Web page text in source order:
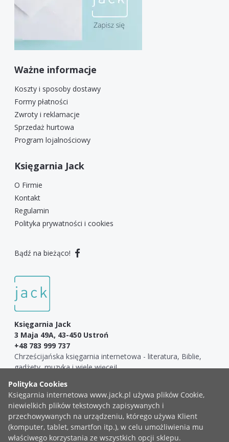
Ważne informacje
Koszty i sposoby dostawy
Formy płatności
Zwroty i reklamacje
Sprzedaż hurtowa
Program lojalnościowy
Księgarnia Jack
O Firmie
Kontakt
Regulamin
Polityka prywatności i cookies
Bądź na bieżąco!
Księgarnia Jack
3 Maja 49A, 43-450 Ustroń
+48 783 999 737
Chrześcijańska księgarnia internetowa - literatura, Biblie,
gadżety, muzyka i wiele więcej!
COPYRIGHT ©2019 KSIĘGARNIA JACK